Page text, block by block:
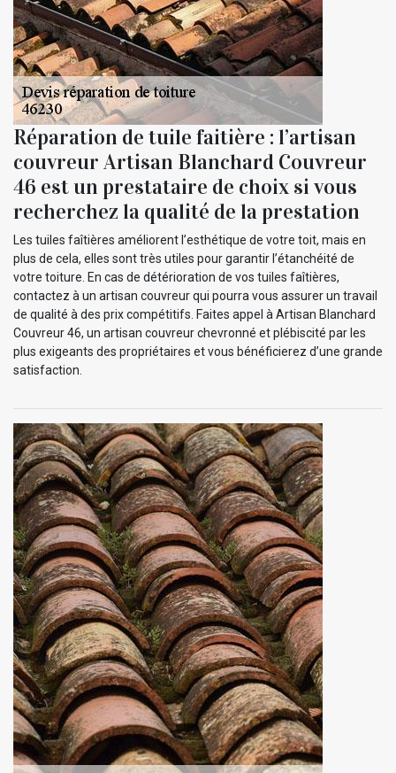
Réparation de tuile faitière : l’artisan
couvreur Artisan Blanchard Couvreur
46 est un prestataire de choix si vous
recherchez la qualité de la prestation
Les tuiles faîtières améliorent l’esthétique de votre toit, mais en
plus de cela, elles sont très utiles pour garantir l’étanchéité de
votre toiture. En cas de détérioration de vos tuiles faîtières,
contactez à un artisan couvreur qui pourra vous assurer un travail
de qualité à des prix compétitifs. Faites appel à Artisan Blanchard
Couvreur 46, un artisan couvreur chevronné et plébiscité par les
plus exigeants des propriétaires et vous bénéficierez d’une grande
satisfaction.